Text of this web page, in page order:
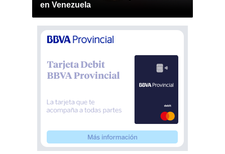
en Venezuela